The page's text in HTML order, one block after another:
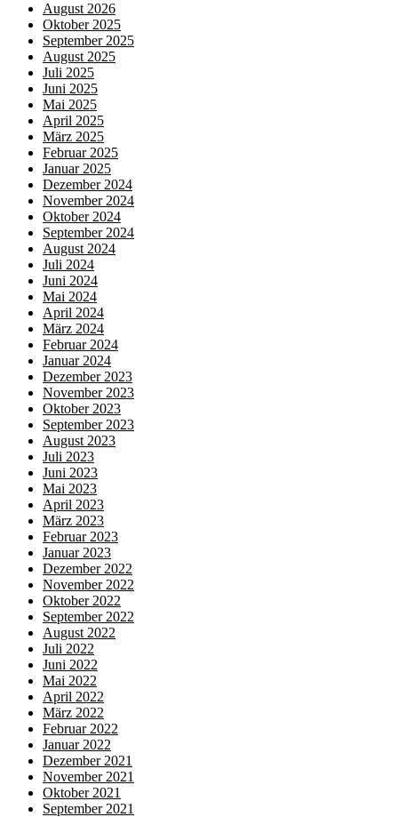
August 2026
Oktober 2025
September 2025
August 2025
Juli 2025
Juni 2025
Mai 2025
April 2025
März 2025
Februar 2025
Januar 2025
Dezember 2024
November 2024
Oktober 2024
September 2024
August 2024
Juli 2024
Juni 2024
Mai 2024
April 2024
März 2024
Februar 2024
Januar 2024
Dezember 2023
November 2023
Oktober 2023
September 2023
August 2023
Juli 2023
Juni 2023
Mai 2023
April 2023
März 2023
Februar 2023
Januar 2023
Dezember 2022
November 2022
Oktober 2022
September 2022
August 2022
Juli 2022
Juni 2022
Mai 2022
April 2022
März 2022
Februar 2022
Januar 2022
Dezember 2021
November 2021
Oktober 2021
September 2021